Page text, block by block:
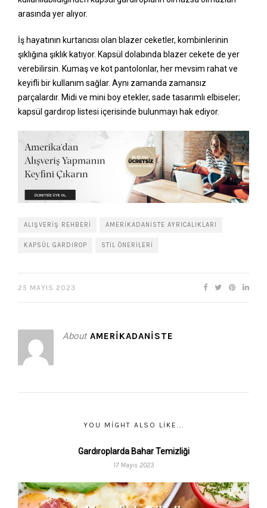
arasında yer alıyor.
İş hayatının kurtarıcısı olan blazer ceketler, kombinlerinin
şıklığına şıklık katıyor. Kapsül dolabında blazer cekete de yer
verebilirsin. Kumaş ve kot pantolonlar, her mevsim rahat ve
keyifli bir kullanım sağlar. Aynı zamanda zamansız
parçalardır. Midi ve mini boy etekler, sade tasarımlı elbiseler;
kapsül gardırop listesi içerisinde bulunmayı hak ediyor.
ALIŞVERIŞ REHBERI AMERIKADANISTE AYRICALIKLARI
KAPSÜL GARDIROP STIL ÖNERILERI
25 MAYIS 2023
About AMERIKADANISTE
YOU MIGHT ALSO LIKE...
Gardıroplarda Bahar Temizliği
17 Mayıs 2023